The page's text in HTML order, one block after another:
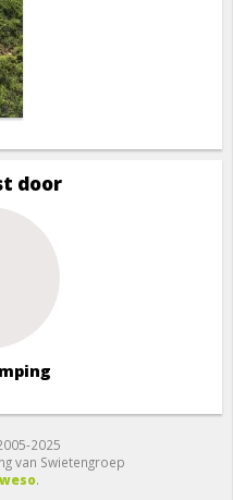
door
2025
van Swietengroep
.